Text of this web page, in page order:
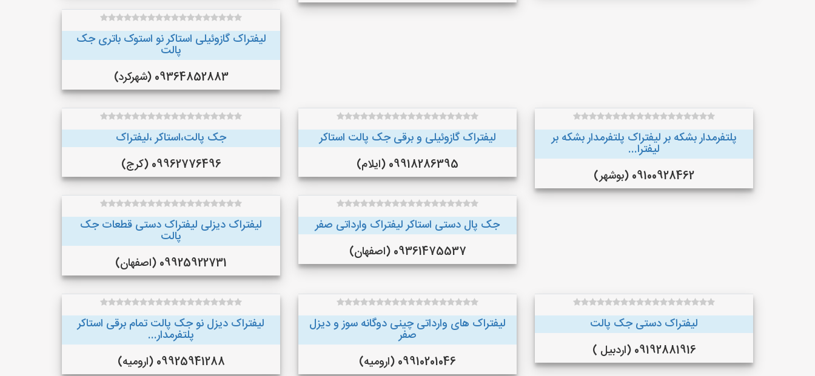
لیفتراک گازوئیلی استاکر نو استوک باتری جک
پالت
09364852883 (شهرکرد)
پلتفرمدار بشکه بر لیفتراک پلتفرمدار بشکه بر
لیفترا...
09100928462 (بوشهر)
لیفتراک گازوئیلی و برقی جک پالت استاکر
09918286395 (ایلام)
جک پالت،استاکر ،لیفتراک
09962776496 (کرج)
جک پال دستی استاکر لیفتراک وارداتی صفر
09361475537 (اصفهان)
لیفتراک دیزلی لیفتراک دستی قطعات جک
پالت
09925922731 (اصفهان)
لیفتراک دستی جک پالت
09192881916 (اردبیل )
لیفتراک های وارداتی چینی دوگانه سوز و دیزل
صفر
09910201046 (ارومیه)
لیفتراک دیزل نو جک پالت تمام برقی استاکر
پلتفرمدار...
09925941288 (ارومیه)